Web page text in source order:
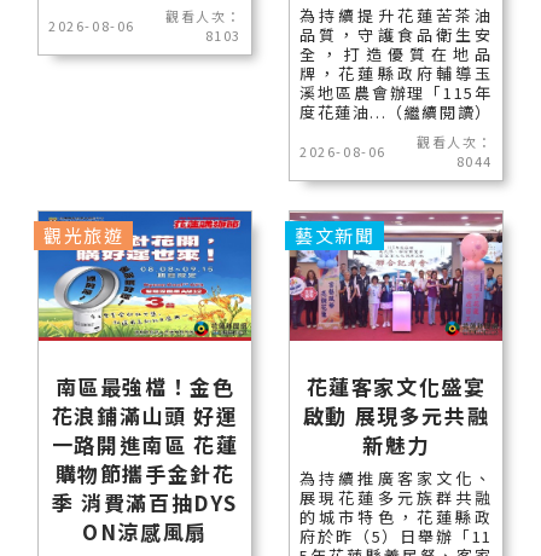
2026-08-06
觀看人次：
8103
為持續提升花蓮苦茶油
品質，守護食品衛生安
全，打造優質在地品
牌，花蓮縣政府輔導玉
溪地區農會辦理「115年
度花蓮油...（繼續閱讀）
2026-08-06
觀看人次：
8044
南區最強檔！金色
花浪鋪滿山頭 好運
一路開進南區 花蓮
購物節攜手金針花
季 消費滿百抽DYS
ON涼感風扇
觀光旅遊
花蓮客家文化盛宴
啟動 展現多元共融
新魅力
為持續推廣客家文化、
展現花蓮多元族群共融
的城市特色，花蓮縣政
府於昨（5）日舉辦「11
藝文新聞